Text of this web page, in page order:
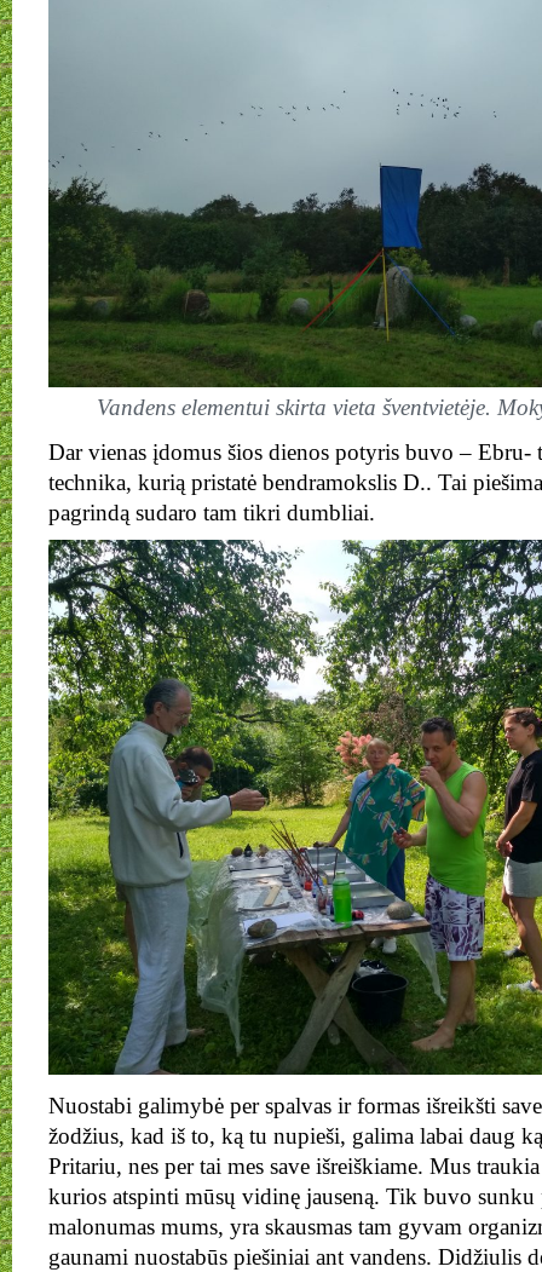
Vandens elementui skirta vieta šventvietėje.
Dar vienas įdomus šios dienos potyris buvo – Ebru-
technika, kurią pristatė bendramokslis D.. Tai
pagrindą sudaro tam tikri dumbliai.
Nuostabi galimybė per spalvas ir formas išreikšti
žodžius, kad iš to, ką tu nupieši, galima labai daug
Pritariu, nes per tai mes save išreiškiame. Mus
kurios atspinti mūsų vidinę jauseną. Tik buvo
malonumas mums, yra skausmas tam gyvam
gaunami nuostabūs piešiniai ant vandens. Didžiulis